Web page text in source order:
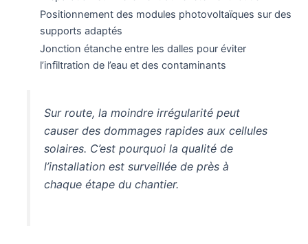
Positionnement des modules photovoltaïques sur des
supports adaptés
Jonction étanche entre les dalles pour éviter
l’infiltration de l’eau et des contaminants
Sur route, la moindre irrégularité peut
causer des dommages rapides aux cellules
solaires. C’est pourquoi la qualité de
l’installation est surveillée de près à
chaque étape du chantier.